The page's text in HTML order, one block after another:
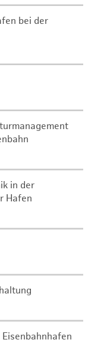
bei der
in der
Hafen